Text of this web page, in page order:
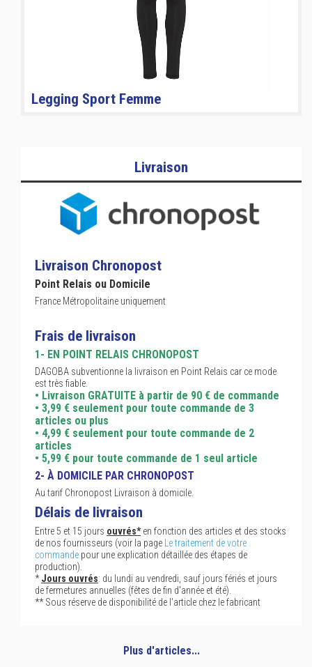
Legging Sport Femme
Livraison
Livraison Chronopost
Point Relais ou Domicile
France Métropolitaine uniquement
Frais de livraison
1- EN POINT RELAIS CHRONOPOST
DAGOBA subventionne la livraison en Point Relais car ce mode
est très fiable.
• Livraison GRATUITE à partir de 90 € de commande
• 3,99 € seulement pour toute commande de 3
articles ou plus
• 4,99 € seulement pour toute commande de 2
articles
• 5,99 € pour toute commande de 1 seul article
2- À DOMICILE PAR CHRONOPOST
Au tarif Chronopost Livraison à domicile.
Délais de livraison
Entre 5 et 15 jours ouvrés*en fonction des articles et des stocks
de nos fournisseurs (voir la page
Le traitement de votre
commande pour une explication détaillée des étapes de
production).
*Jours ouvrés: du lundi au vendredi, sauf jours fériés et jours
de fermetures annuelles (fêtes de fin d'année et été).
** Sous réserve de disponibilité de l'article chez le fabricant
Plus d'articles...